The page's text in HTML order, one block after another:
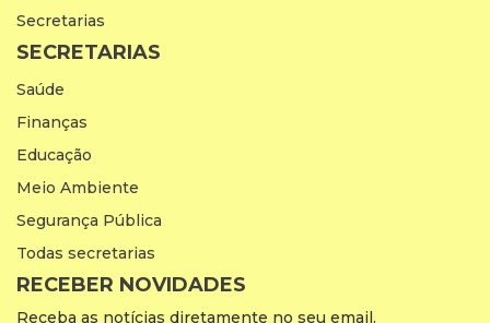
Secretarias
SECRETARIAS
Saúde
Finanças
Educação
Meio Ambiente
Segurança Pública
Todas secretarias
RECEBER NOVIDADES
Receba as notícias diretamente no seu email.